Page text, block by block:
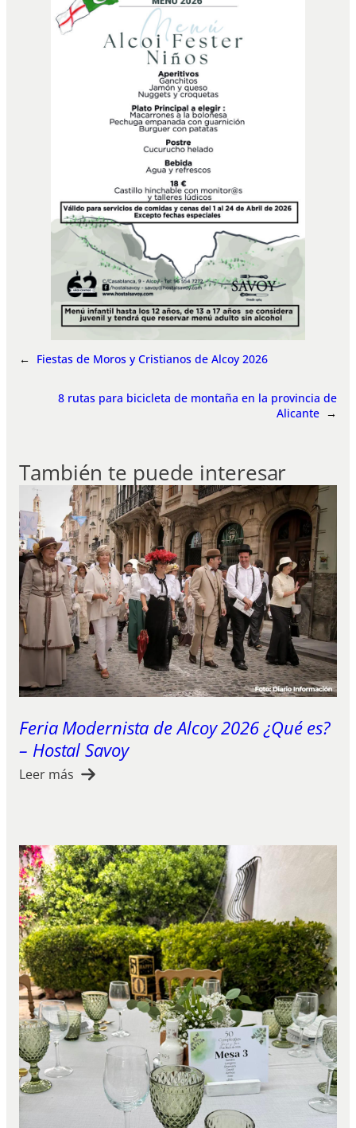
← Fiestas de Moros y Cristianos de Alcoy 2026
8 rutas para bicicleta de montaña en la provincia de
Alicante →
También te puede interesar
Feria Modernista de Alcoy 2026 ¿Qué es?
– Hostal Savoy
Leer más